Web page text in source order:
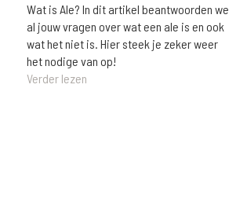
Wat is Ale? In dit artikel beantwoorden we
al jouw vragen over wat een ale is en ook
wat het niet is. Hier steek je zeker weer
het nodige van op!
Verder lezen